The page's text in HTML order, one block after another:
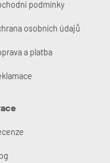
podmínky
osobních údajů
a platba